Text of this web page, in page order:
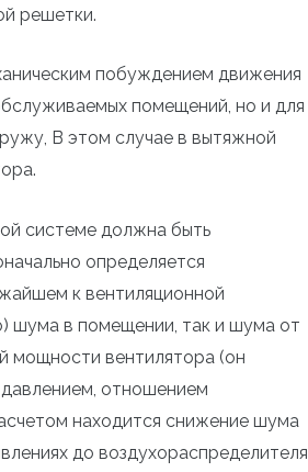
решетки.
побуждением движения
помещений, но и для
В этом случае в вытяжной
системе должна быть
определяется
к вентиляционной
шума в помещении, так и шума от
мощности вентилятора (он
отношением
находится снижение шума
до воздухораспределителя